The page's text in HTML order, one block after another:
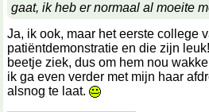
gaat, ik heb er normaal al moeite
Ja, ik ook, maar het eerste college
patiëntdemonstratie en die zijn
beetje ziek, dus om hem nou
ik ga even verder met mijn haar
alsnog te laat.